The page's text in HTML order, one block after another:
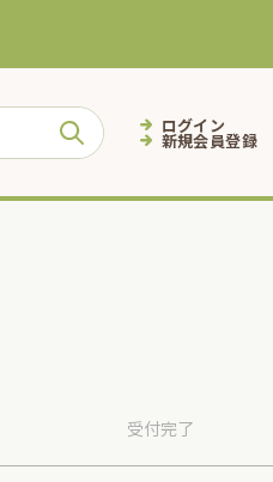
ログイン
新規会員登録
受付完了